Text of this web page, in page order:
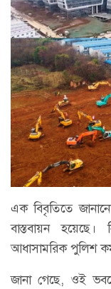
এক বিবৃতিতে
বাস্তবায়ন হয়েছে।
আধাসামরিক পুলিশ
জানা গেছে, ওই